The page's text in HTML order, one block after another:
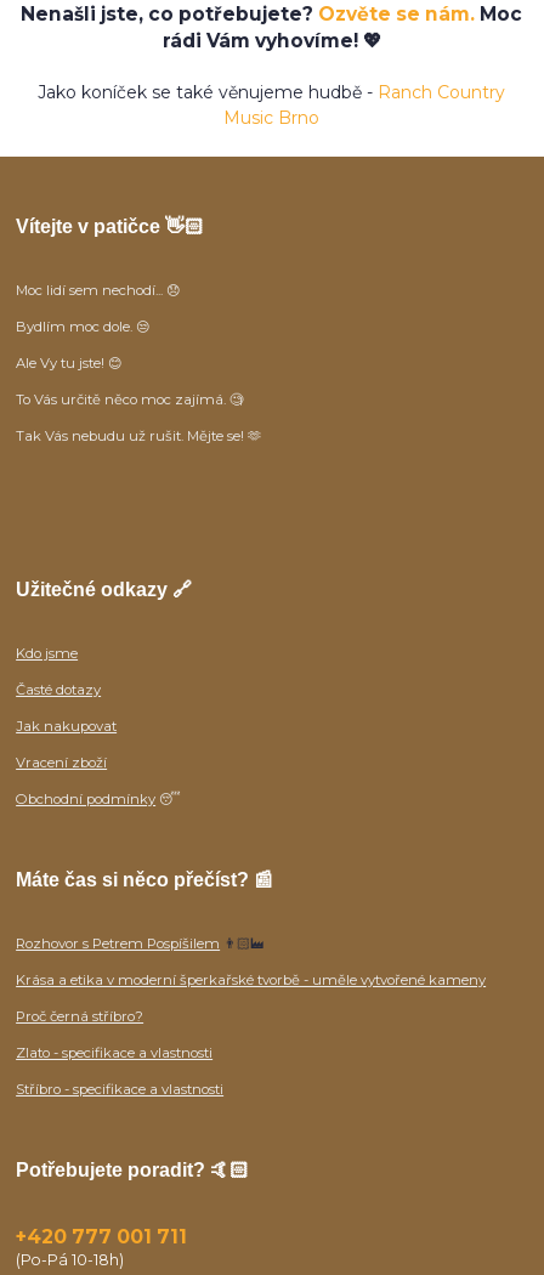
Nenašli jste, co potřebujete? Ozvěte se nám. Moc
rádi Vám vyhovíme! 💖
Jako koníček se také věnujeme hudbě - Ranch Country
Music Brno
Vítejte v patičce 👋🏻
Moc lidí sem nechodí... 😞
Bydlím moc dole. 😒
Ale Vy tu jste! 😊
To Vás určitě něco moc zajímá. 🧐
Tak Vás nebudu už rušit. Mějte se! 🫶
Užitečné odkazy 🔗
Kdo jsme
Časté dotazy
Jak nakupovat
Vracení zboží
Obchodní podmínky 😴
Máte čas si něco přečíst? 📰
Rozhovor s Petrem Pospíšilem 👨🏻‍🏭
Krása a etika v moderní šperkařské tvorbě - uměle vytvořené kameny
Proč černá stříbro?
Zlato - specifikace a vlastnosti
Stříbro - specifikace a vlastnosti
Potřebujete poradit? 🤙🏻
+420 777 001 711
(Po-Pá 10-18h)